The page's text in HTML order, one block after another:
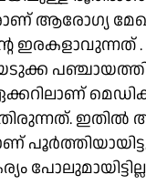
ആരോഗ്യ
ഇതിൽ